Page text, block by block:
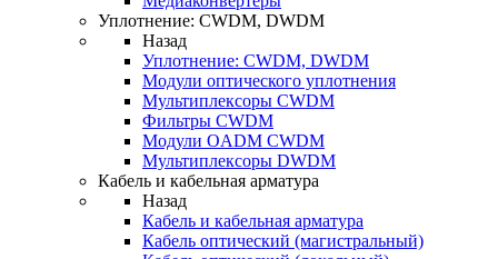
Уплотнение: CWDM, DWDM
Назад
Уплотнение: CWDM, DWDM
Модули оптического уплотнения
Мультиплексоры CWDM
Фильтры CWDM
Модули OADM CWDM
Мультиплексоры DWDM
Кабель и кабельная арматура
Назад
Кабель и кабельная арматура
Кабель оптический (магистральный)